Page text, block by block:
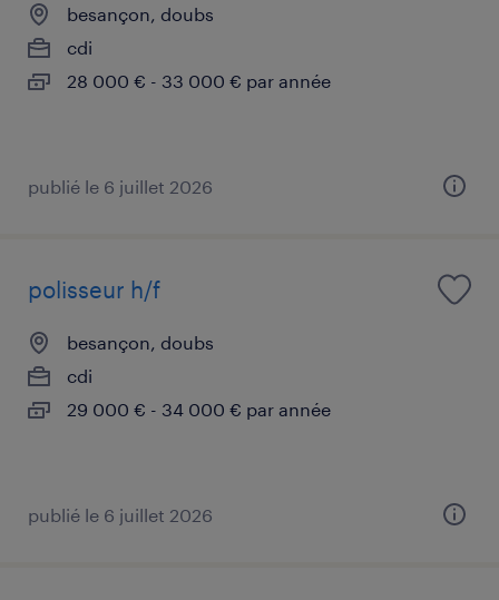
besançon, doubs
cdi
28 000 € - 33 000 € par année
publié le 6 juillet 2026
polisseur h/f
besançon, doubs
cdi
29 000 € - 34 000 € par année
publié le 6 juillet 2026